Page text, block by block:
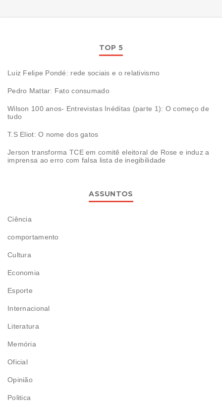
TOP 5
Luiz Felipe Pondé: rede sociais e o relativismo
Pedro Mattar: Fato consumado
Wilson 100 anos- Entrevistas Inéditas (parte 1): O começo de
tudo
T.S Eliot: O nome dos gatos
Jerson transforma TCE em comitê eleitoral de Rose e induz a
imprensa ao erro com falsa lista de inegibilidade
ASSUNTOS
Ciência
comportamento
Cultura
Economia
Esporte
Internacional
Literatura
Memória
Oficial
Opinião
Politica